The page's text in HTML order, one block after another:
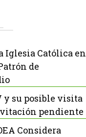
Iglesia Católica en
de
y su posible visita
pendiente
Considera